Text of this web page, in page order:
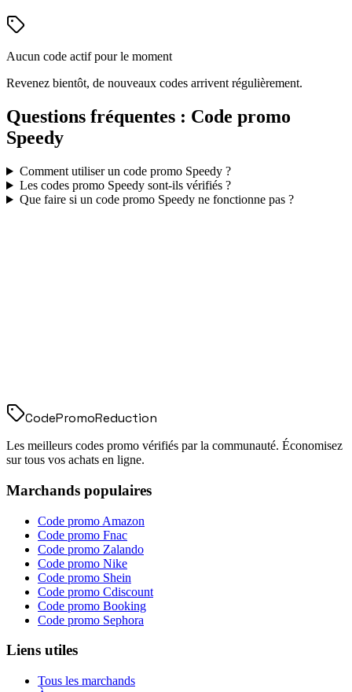
Aucun code actif pour le moment
Revenez bientôt, de nouveaux codes arrivent régulièrement.
Questions fréquentes : Code promo
Speedy
Comment utiliser un code promo Speedy?
Les codes promo Speedysont-ils vérifiés ?
Que faire si un code promo Speedyne fonctionne pas ?
CodePromoReduction
Les meilleurs codes promo vérifiés par la communauté. Économisez
sur tous vos achats en ligne.
Marchands populaires
Code promo Amazon
Code promo Fnac
Code promo Zalando
Code promo Nike
Code promo Shein
Code promo Cdiscount
Code promo Booking
Code promo Sephora
Liens utiles
Tous les marchands